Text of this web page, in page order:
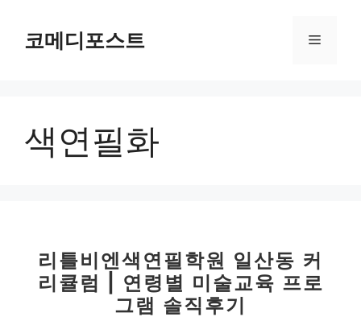
코메디포스트 메
색연필화
리틀비엔색연필학원 일산동 커
리큘럼 | 연령별 미술교육 프로
그램 솔직후기